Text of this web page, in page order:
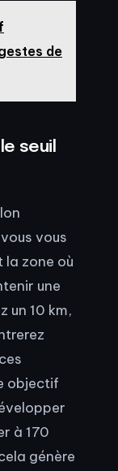
de
seuil
vous
la zone où
une
un 10 km,
objectif
à 170
génère